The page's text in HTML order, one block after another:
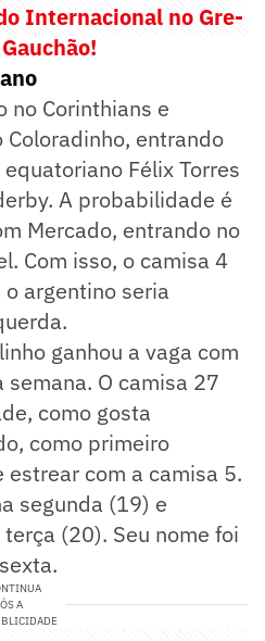
Internacional no Gre-
no Corinthians e
entrando
Félix Torres
A probabilidade é
Mercado, entrando no
Com isso, o camisa 4
argentino seria
ganhou a vaga com
O camisa 27
como gosta
como primeiro
com a camisa 5.
segunda (19) e
(20). Seu nome foi
A